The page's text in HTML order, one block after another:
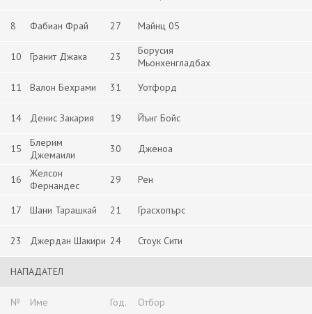
8 Фабиан Фрай 27 Майнц 05
10 Гранит Джака 23
Борусия
Мьонхенгладбах
11
Валон Бехрами 31 Уотфорд
14 Денис Закария 19 Йънг Бойс
15
Блерим
Джемаили
30 Дженоа
16
Желсон
Фернандес
29 Рен
17 Шани Тарашкай 21 Грасхопърс
23 Джердан Шакири 24 Стоук Сити
НАПАДАТЕЛ
№ Име Год. Отбор